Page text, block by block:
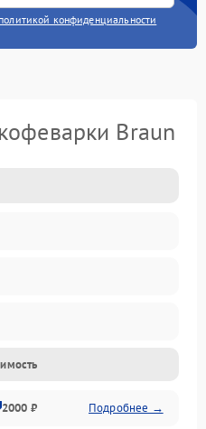
политикой конфиденциальности
Braun
2000 ₽ Подробнее →